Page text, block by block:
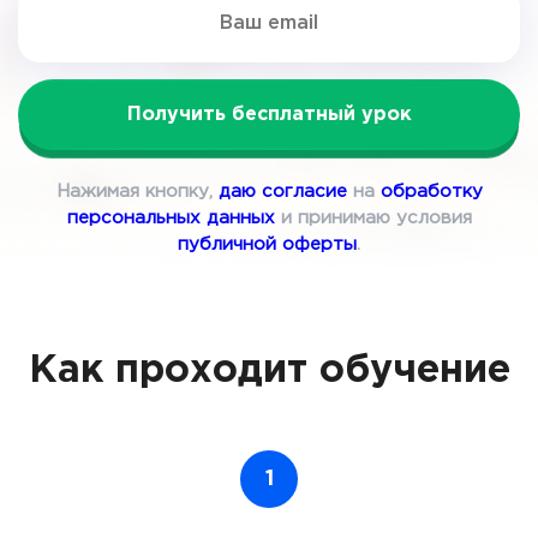
Получить бесплатный урок
Нажимая кнопку, даю согласиена обработку
персональных данныхи принимаю условия
публичной оферты.
Как проходит обучение
1